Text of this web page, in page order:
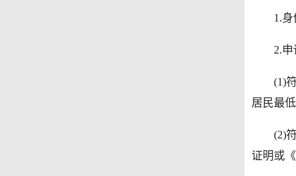
1.身份
2.申请
(1)符
居民最
(2)符
证明或